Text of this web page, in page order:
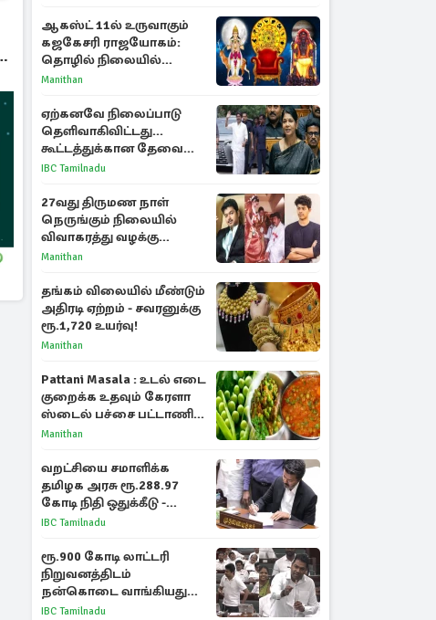
ஆகஸ்ட் 11ல் உருவாகும்
கஜகேசரி ராஜயோகம்:
தொழில் நிலையில்
அதிர்ஷ்டம் பெறும் 3
Manithan
ஏற்கனவே நிலைப்பாடு
தெளிவாகிவிட்டது...
கூட்டத்துக்கான தேவை
என்ன? - கனிமொழி
IBC Tamilnadu
27வது திருமண நாள்
நெருங்கும் நிலையில்
விவாகரத்து வழக்கு
வாபஸ்! விஜய்யுடன்
Manithan
தங்கம் விலையில் மீண்டும்
அதிரடி ஏற்றம் - சவரனுக்கு
ரூ.1,720 உயர்வு!
Manithan
Pattani Masala : உடல் எடை
குறைக்க உதவும் கேரளா
ஸ்டைல் பச்சை பட்டாணி
கிரேவி
Manithan
வறட்சியை சமாளிக்க
தமிழக அரசு ரூ.288.97
கோடி நிதி ஒதுக்கீடு -
வெளியான அரசாணை
IBC Tamilnadu
ரூ.900 கோடி லாட்டரி
நிறுவனத்திடம்
நன்கொடை வாங்கியது
ஏன்? உதயநிதி - ஆதவ்
IBC Tamilnadu